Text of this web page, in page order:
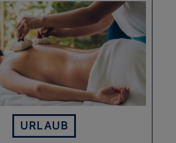
URLAUB